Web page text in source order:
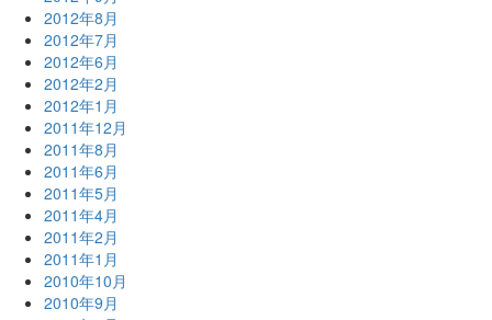
2012年8月
2012年7月
2012年6月
2012年2月
2012年1月
2011年12月
2011年8月
2011年6月
2011年5月
2011年4月
2011年2月
2011年1月
2010年10月
2010年9月